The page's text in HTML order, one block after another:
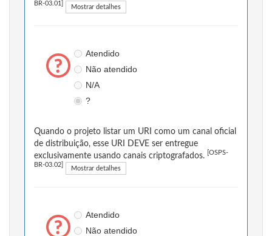
BR-03.01] Mostrar detalhes
Atendido
Não atendido
N/A
?
Quando o projeto listar um URI como um canal oficial
de distribuição, esse URI DEVE ser entregue
exclusivamente usando canais criptografados.
[OSPS-
BR-03.02] Mostrar detalhes
Atendido
Não atendido